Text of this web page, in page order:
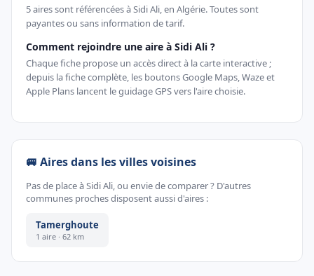
5 aires sont référencées à Sidi Ali, en Algérie. Toutes sont
payantes ou sans information de tarif.
Comment rejoindre une aire à Sidi Ali ?
Chaque fiche propose un accès direct à la carte interactive ;
depuis la fiche complète, les boutons Google Maps, Waze et
Apple Plans lancent le guidage GPS vers l'aire choisie.
🚐 Aires dans les villes voisines
Pas de place à Sidi Ali, ou envie de comparer ? D'autres
communes proches disposent aussi d'aires :
Tamerghoute
1 aire · 62 km